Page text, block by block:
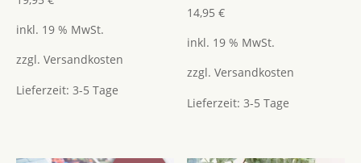
mit
von 5
inkl. 19 % MwSt.
zzgl. Versandkosten
Lieferzeit: 3-5 Tage
Bewertet
mit
von 5
14,95€
inkl. 19 % MwSt.
zzgl.Versandkosten
Lieferzeit:3-5 Tage